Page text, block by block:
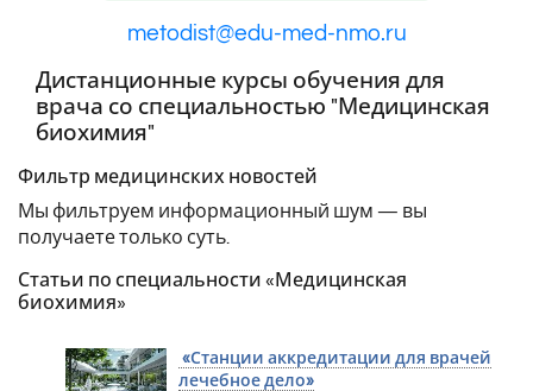
metodist@edu-med-nmo.ru
Дистанционные курсы обучения для
врача со специальностью "Медицинская
биохимия"
Фильтр медицинских новостей
Мы фильтруем информационный шум — вы
получаете только суть.
Статьи по специальности «Медицинская
биохимия»
«Станции аккредитации для врачей
лечебное дело»